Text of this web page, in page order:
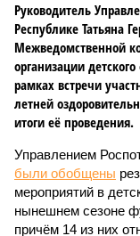
Руководитель
Республике Татьяна
Межведомственной
организации
рамках встречи
летней
итоги её проведения.
Управлением
были обобщены
мероприятий в
нынешнем сезоне
причём 14 из них